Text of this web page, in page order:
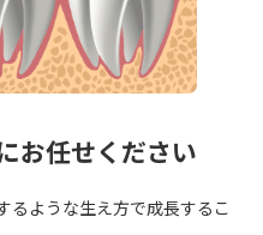
お任せください
るような生え方で成長するこ